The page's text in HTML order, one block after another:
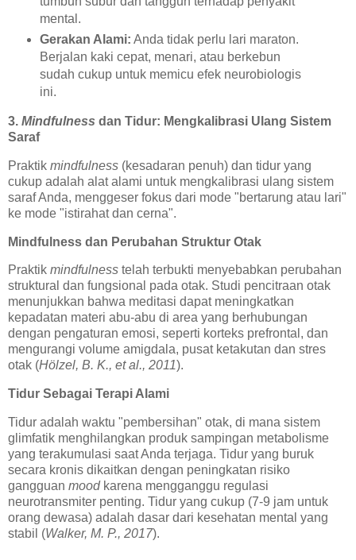
mental.
Gerakan Alami: Anda tidak perlu lari maraton.
Berjalan kaki cepat, menari, atau berkebun
sudah cukup untuk memicu efek neurobiologis
ini.
3. Mindfulness dan Tidur: Mengkalibrasi Ulang Sistem
Saraf
Praktik mindfulness (kesadaran penuh) dan tidur yang
cukup adalah alat alami untuk mengkalibrasi ulang sistem
saraf Anda, menggeser fokus dari mode "bertarung atau lari"
ke mode "istirahat dan cerna".
Mindfulness dan Perubahan Struktur Otak
Praktik mindfulness telah terbukti menyebabkan perubahan
struktural dan fungsional pada otak. Studi pencitraan otak
menunjukkan bahwa meditasi dapat meningkatkan
kepadatan materi abu-abu di area yang berhubungan
dengan pengaturan emosi, seperti korteks prefrontal, dan
mengurangi volume amigdala, pusat ketakutan dan stres
otak (Hölzel, B. K., et al., 2011).
Tidur Sebagai Terapi Alami
Tidur adalah waktu "pembersihan" otak, di mana sistem
glimfatik menghilangkan produk sampingan metabolisme
yang terakumulasi saat Anda terjaga. Tidur yang buruk
secara kronis dikaitkan dengan peningkatan risiko
gangguan moodkarena mengganggu regulasi
neurotransmiter penting. Tidur yang cukup (7-9 jam untuk
orang dewasa) adalah dasar dari kesehatan mental yang
stabil (Walker, M. P., 2017).